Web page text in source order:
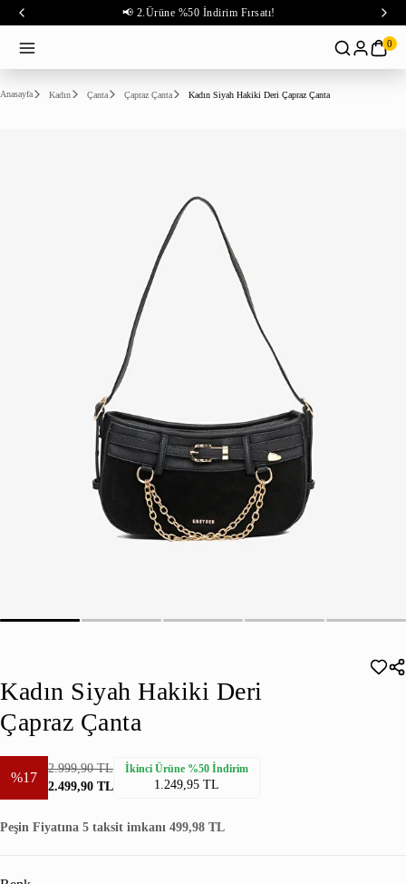
📢 2.Ürüne %50 İndirim Fırsatı!
0
Anasayfa Kadın Çanta Çapraz Çanta Kadın Siyah Hakiki Deri Çapraz Çanta
Kadın Siyah Hakiki Deri
Çapraz Çanta
%17
2.999,90 TL
2.499,90 TL
İkinci Ürüne %50 İndirim
1.249,95 TL
Peşin Fiyatına 5 taksit imkanı 499,98 TL